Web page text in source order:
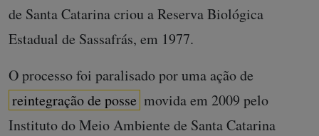
de Santa Catarina criou a Reserva Biológica
Estadual de Sassafrás, em 1977.
O processo foi paralisado por uma ação de
reintegração de posse movida em 2009 pelo
Instituto do Meio Ambiente de Santa Catarina